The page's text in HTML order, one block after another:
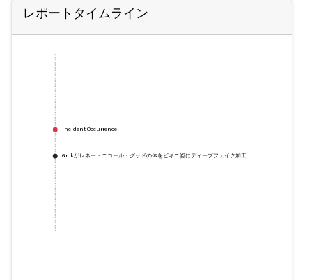
レポートタイムライン
Incident Occurrence
Grokがレネー・ニコール・グッドの体をビキニ姿にディープフェイク加工